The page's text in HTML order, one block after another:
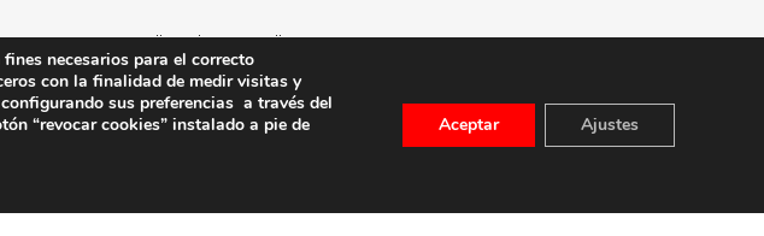
Calle Edgar Neville, 1 -1º Izq
(antes calle General Moscardó)
28020 (Madrid) – Tel. 91 541 21 22
necesarios para el correcto
con la finalidad de medir visitas y
sus preferencias a través del
“revocar cookies” instalado a pie de
Aceptar Ajustes